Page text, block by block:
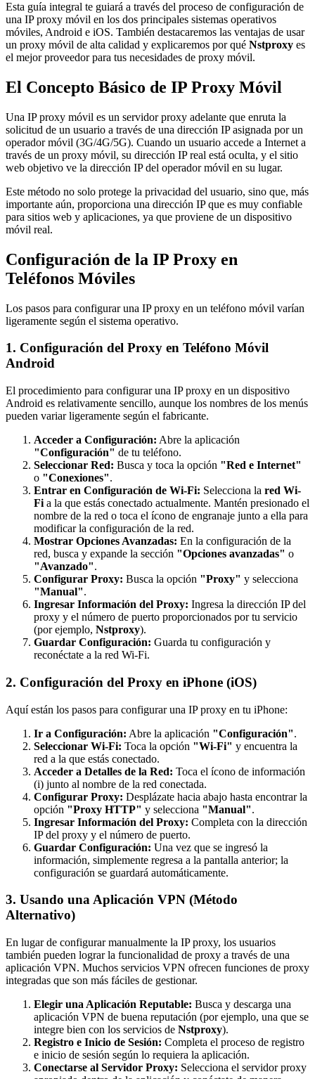
Esta guía integral te guiará a través del proceso de configuración de
una IP proxy móvil en los dos principales sistemas operativos
móviles, Android e iOS. También destacaremos las ventajas de usar
un proxy móvil de alta calidad y explicaremos por qué Nstproxy es
el mejor proveedor para tus necesidades de proxy móvil.
El Concepto Básico de IP Proxy Móvil
Una IP proxy móvil es un servidor proxy adelante que enruta la
solicitud de un usuario a través de una dirección IP asignada por un
operador móvil (3G/4G/5G). Cuando un usuario accede a Internet a
través de un proxy móvil, su dirección IP real está oculta, y el sitio
web objetivo ve la dirección IP del operador móvil en su lugar.
Este método no solo protege la privacidad del usuario, sino que, más
importante aún, proporciona una dirección IP que es muy confiable
para sitios web y aplicaciones, ya que proviene de un dispositivo
móvil real.
Configuración de la IP Proxy en
Teléfonos Móviles
Los pasos para configurar una IP proxy en un teléfono móvil varían
ligeramente según el sistema operativo.
1. Configuración del Proxy en Teléfono Móvil
Android
El procedimiento para configurar una IP proxy en un dispositivo
Android es relativamente sencillo, aunque los nombres de los menús
pueden variar ligeramente según el fabricante.
Acceder a Configuración: Abre la aplicación
"Configuración" de tu teléfono.
Seleccionar Red: Busca y toca la opción "Red e Internet"
o "Conexiones".
Entrar en Configuración de Wi-Fi: Selecciona la red Wi-
Fi a la que estás conectado actualmente. Mantén presionado el
nombre de la red o toca el ícono de engranaje junto a ella para
modificar la configuración de la red.
Mostrar Opciones Avanzadas: En la configuración de la
red, busca y expande la sección "Opciones avanzadas" o
"Avanzado".
Configurar Proxy: Busca la opción "Proxy" y selecciona
"Manual".
Ingresar Información del Proxy: Ingresa la dirección IP del
proxy y el número de puerto proporcionados por tu servicio
(por ejemplo, Nstproxy).
Guardar Configuración: Guarda tu configuración y
reconéctate a la red Wi-Fi.
2. Configuración del Proxy en iPhone (iOS)
Aquí están los pasos para configurar una IP proxy en tu iPhone:
Ir a Configuración: Abre la aplicación "Configuración".
Seleccionar Wi-Fi: Toca la opción "Wi-Fi" y encuentra la
red a la que estás conectado.
Acceder a Detalles de la Red: Toca el ícono de información
(i) junto al nombre de la red conectada.
Configurar Proxy: Desplázate hacia abajo hasta encontrar la
opción "Proxy HTTP" y selecciona "Manual".
Ingresar Información del Proxy: Completa con la dirección
IP del proxy y el número de puerto.
Guardar Configuración: Una vez que se ingresó la
información, simplemente regresa a la pantalla anterior; la
configuración se guardará automáticamente.
3. Usando una Aplicación VPN (Método
Alternativo)
En lugar de configurar manualmente la IP proxy, los usuarios
también pueden lograr la funcionalidad de proxy a través de una
aplicación VPN. Muchos servicios VPN ofrecen funciones de proxy
integradas que son más fáciles de gestionar.
Elegir una Aplicación Reputable: Busca y descarga una
aplicación VPN de buena reputación (por ejemplo, una que se
integre bien con los servicios de Nstproxy).
Registro e Inicio de Sesión: Completa el proceso de registro
e inicio de sesión según lo requiera la aplicación.
Conectarse al Servidor Proxy: Selecciona el servidor proxy